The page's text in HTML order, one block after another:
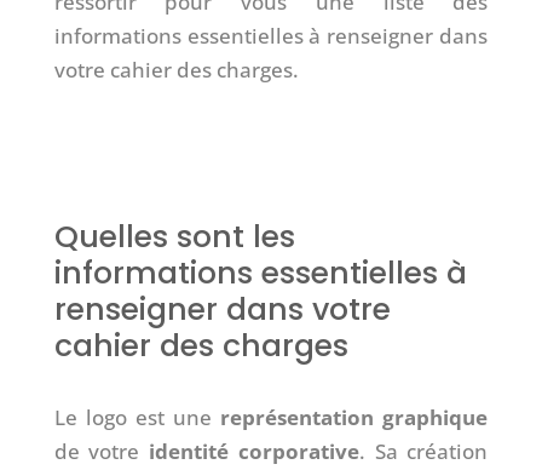
informations essentielles à renseigner dans
votre cahier des charges.
Quelles sont les
informations essentielles à
renseigner dans votre
cahier des charges
Le logo est une représentation graphique
de votre identité corporative. Sa création